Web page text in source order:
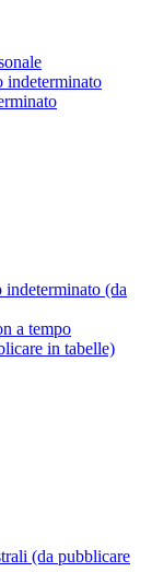
indeterminato
indeterminato (da
a tempo
in tabelle)
(da pubblicare